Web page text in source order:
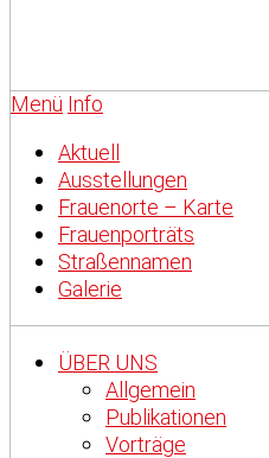
Menü Info
Aktuell
Ausstellungen
Frauenorte – Karte
Frauenporträts
Straßennamen
Galerie
ÜBER UNS
Allgemein
Publikationen
Vorträge